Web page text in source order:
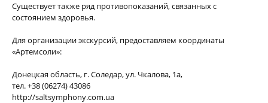
Существует также ряд противопоказаний, связанных с
состоянием здоровья.
Для организации экскурсий, предоставляем координаты
«Артемсоли»:
Донецкая область, г. Соледар, ул. Чкалова, 1а,
тел. +38 (06274) 43086
http://saltsymphony.com.ua